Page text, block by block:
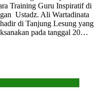
Training Guru Inspiratif di
Ustadz. Ali Wartadinata
di Tanjung Lesung yang
pada tanggal 20…